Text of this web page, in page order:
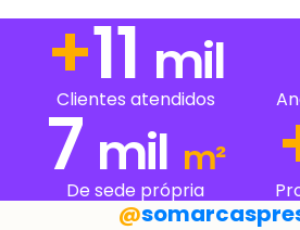
+13 mil
Clientes atendidos
7 mil m²
De sede própria
@